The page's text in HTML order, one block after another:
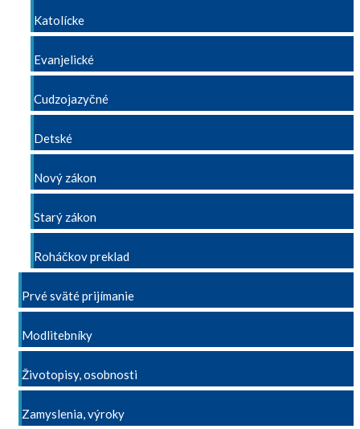
Katolícke
Evanjelické
Cudzojazyčné
Detské
Nový zákon
Starý zákon
Roháčkov preklad
Prvé sväté prijímanie
Modlitebníky
Životopisy, osobnosti
Zamyslenia, výroky